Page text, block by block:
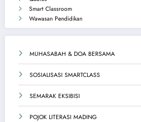
Smart Classroom
Wawasan Pendidikan
MUHASABAH & DOA BERSAMA
SOSIALISASI SMARTCLASS
SEMARAK EKSIBISI
POJOK LITERASI MADING